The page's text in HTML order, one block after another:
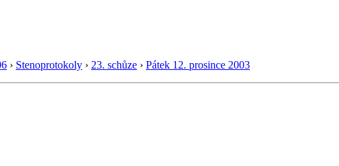
› Stenoprotokoly › 23. schůze › Pátek 12. prosince 2003